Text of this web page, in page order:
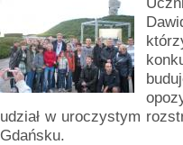
udział w uroczystym
Gdańsku.